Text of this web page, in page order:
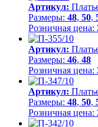
Артикул:
Размеры: 48, 50,
Розничная цена:
Артикул:
Размеры: 46, 48
Розничная цена:
Артикул:
Размеры: 48, 50,
Розничная цена: